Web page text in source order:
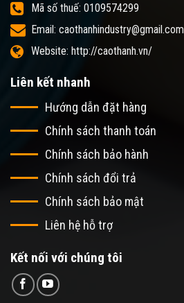
Mã số thuế: 0109574299
Email: caothanhindustry@gmail.com
Website: http://caothanh.vn/
Liên kết nhanh
Hướng dẫn đặt hàng
Chính sách thanh toán
Chính sách bảo hành
Chính sách đổi trả
Chính sách bảo mật
Liên hệ hỗ trợ
Kết nối với chúng tôi